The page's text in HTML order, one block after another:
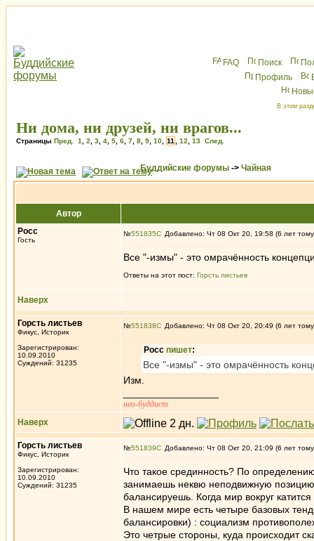
FAQ Поиск
Профиль
В этом
Ни дома, ни друзей, ни врагов...
Страницы Пред. 1 2 3 4 5 6 7 8 9 10 11 12 13 След.
Буддийские форумы -> Чайная
Автор
Росс
Гость
№551835 Добавлено: Чт 08 Окт 20, 19:58 (6 лет
Все "-измы" - это омрачённость
Ответы на этот пост: Горсть листьев
Наверх
Горсть листьев
Фикус, Историк
Зарегистрирован:
10.09.2010
Суждений: 31235
№551838 Добавлено: Чт 08 Окт 20, 20:49 (6 лет
Росс пишет:
Все "-измы" - это омрачённость
Изм.
нео-буддист
Наверх
Горсть листьев
Фикус, Историк
Зарегистрирован:
10.09.2010
Суждений: 31235
№551839 Добавлено: Чт 08 Окт 20, 21:09 (6 лет
Что такое срединность? По
занимаешь неквю неподвижную позицию
балансируешь. Когда мир вокруг
В нашем мире есть четыре базовых
балансировки) : социализм
Это четрые стороны, куда происходит